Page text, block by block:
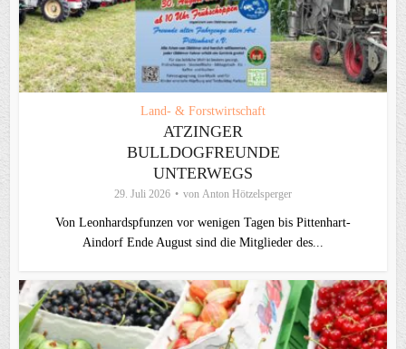
Land- & Forstwirtschaft
ATZINGER
BULLDOGFREUNDE
UNTERWEGS
29. Juli 2026 von Anton Hötzelsperger
Von Leonhardspfunzen vor wenigen Tagen bis Pittenhart-
Aindorf Ende August sind die Mitglieder des...